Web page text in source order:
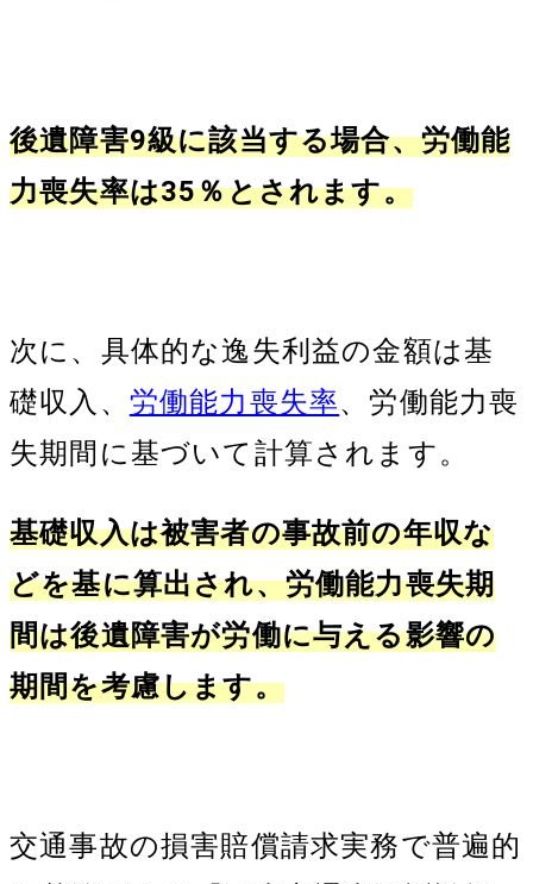
後遺障害9級に該当する場合、労働能
力喪失率は35％とされます。
次に、具体的な逸失利益の金額は基
礎収入、 労働能力喪失率、労働能力喪
失期間に基づいて計算されます。
基礎収入は被害者の事故前の年収な
どを基に算出され、労働能力喪失期
間は後遺障害が労働に与える影響の
期間を考慮します。
交通事故の損害賠償請求実務で普遍的